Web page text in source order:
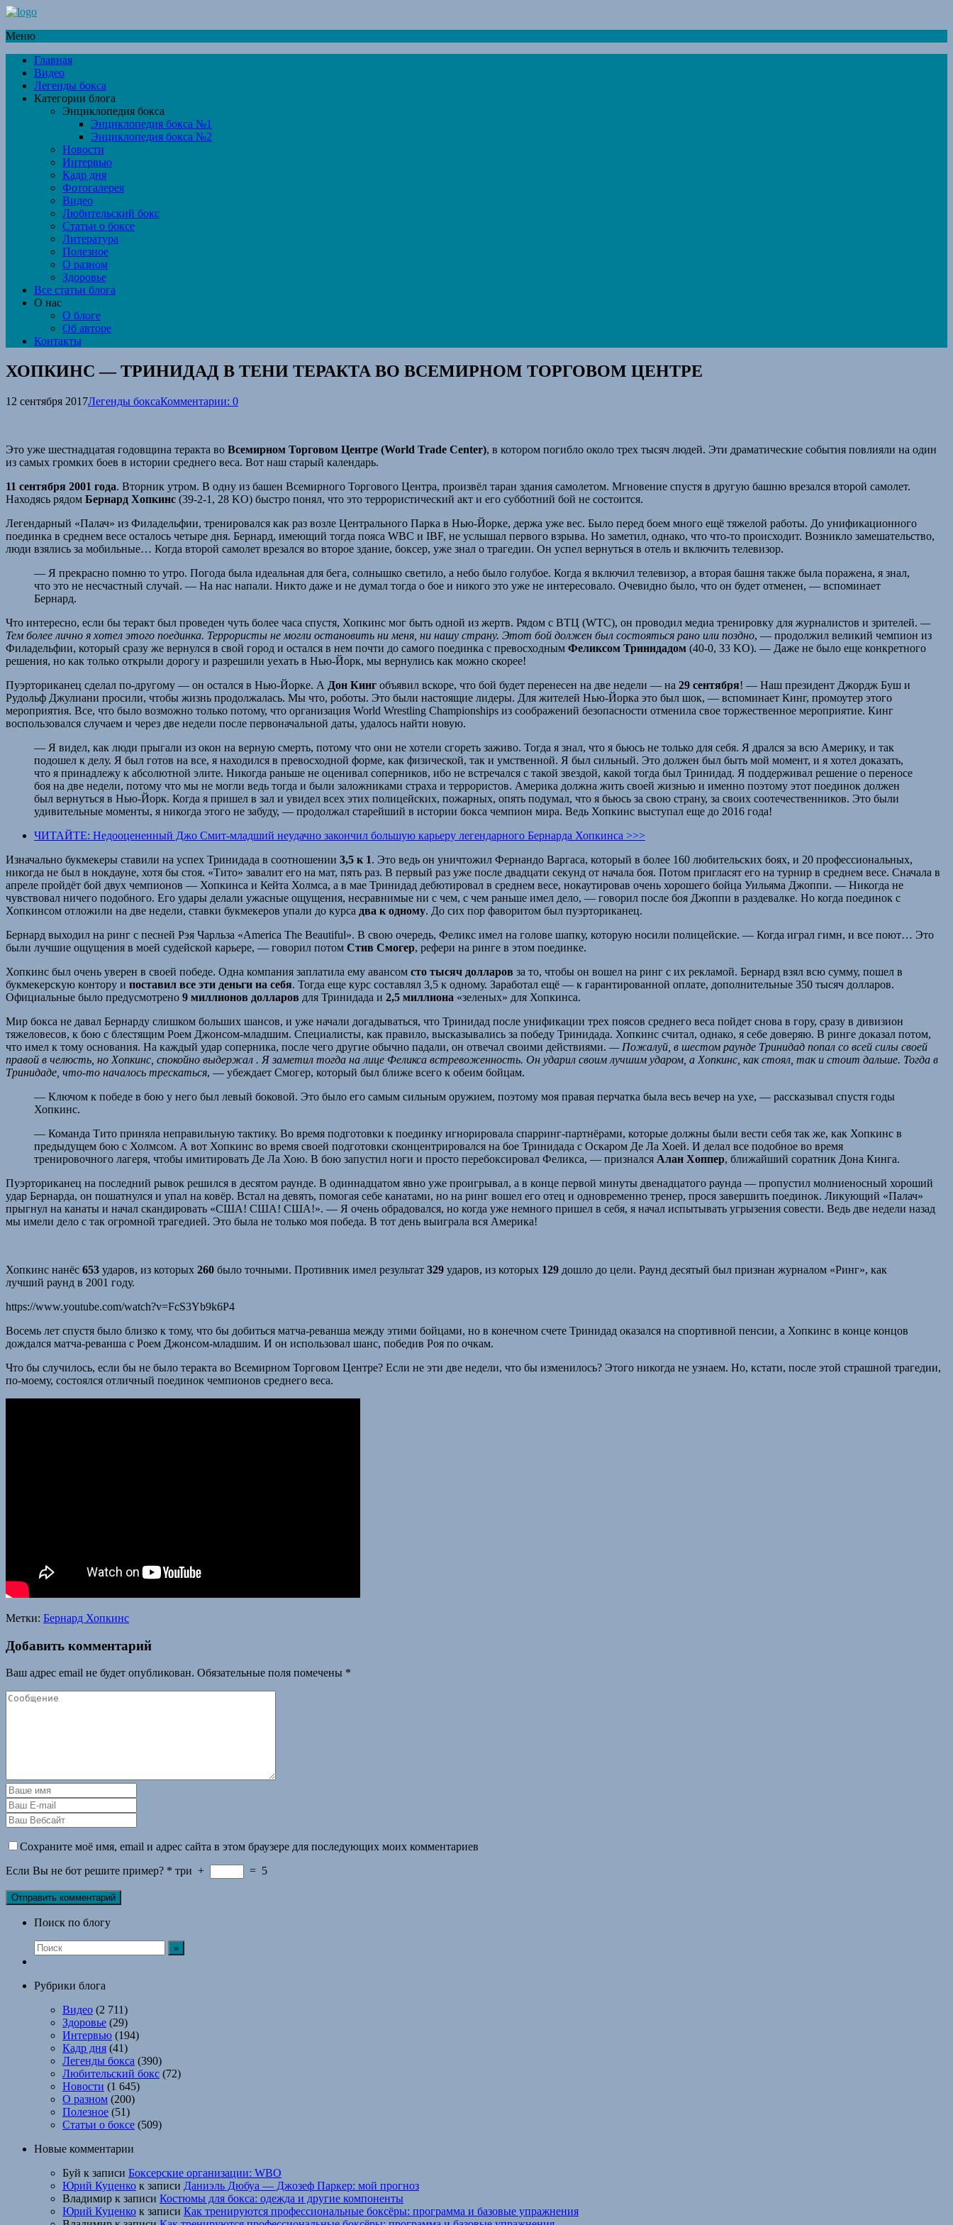
Меню
Главная
Видео
Легенды бокса
Категории блога
Энциклопедия бокса
Энциклопедия бокса №1
Энциклопедия бокса №2
Новости
Интервью
Кадр дня
Фотогалерея
Видео
Любительский бокс
Статьи о боксе
Литература
Полезное
О разном
Здоровье
Все статьи блога
О нас
О блоге
Об авторе
Контакты
ХОПКИНС — ТРИНИДАД В ТЕНИ ТЕРАКТА ВО ВСЕМИРНОМ ТОРГОВОМ ЦЕНТРЕ
12 сентября 2017Легенды боксаКомментарии: 0
Это уже шестнадцатая годовщина теракта во Всемирном Торговом Центре (World Trade Center), в котором погибло около трех тысяч людей. Эти драматические события повлияли на один
из самых громких боев в истории среднего веса. Вот наш старый календарь.
11 сентября 2001 года. Вторник утром. В одну из башен Всемирного Торгового Центра, произвёл таран здания самолетом. Мгновение спустя в другую башню врезался второй самолет.
Находясь рядом Бернард Хопкинс (39-2-1, 28 KO) быстро понял, что это террористический акт и его субботний бой не состоится.
Легендарный «Палач» из Филадельфии, тренировался как раз возле Центрального Парка в Нью-Йорке, держа уже вес. Было перед боем много ещё тяжелой работы. До унификационного
поединка в среднем весе осталось четыре дня. Бернард, имеющий тогда пояса WBC и IBF, не услышал первого взрыва. Но заметил, однако, что что-то происходит. Возникло замешательство,
люди взялись за мобильные… Когда второй самолет врезался во второе здание, боксер, уже знал о трагедии. Он успел вернуться в отель и включить телевизор.
— Я прекрасно помню то утро. Погода была идеальная для бега, солнышко светило, а небо было голубое. Когда я включил телевизор, а вторая башня также была поражена, я знал,
что это не несчастный случай. — На нас напали. Никто даже и не думал тогда о бое и никого это уже не интересовало. Очевидно было, что он будет отменен, — вспоминает
Бернард.
Что интересно, если бы теракт был проведен чуть более часа спустя, Хопкинс мог быть одной из жертв. Рядом с ВТЦ (WTC), он проводил медиа тренировку для журналистов и зрителей. —
Тем более лично я хотел этого поединка. Террористы не могли остановить ни меня, ни нашу страну. Этот бой должен был состояться рано или поздно, — продолжил великий чемпион из
Филадельфии, который сразу же вернулся в свой город и остался в нем почти до самого поединка с превосходным Феликсом Тринидадом (40-0, 33 KO). — Даже не было еще конкретного
решения, но как только открыли дорогу и разрешили уехать в Нью-Йорк, мы вернулись как можно скорее!
Пуэрториканец сделал по-другому — он остался в Нью-Йорке. А Дон Кинг объявил вскоре, что бой будет перенесен на две недели — на 29 сентября! — Наш президент Джордж Буш и
Рудольф Джулиани просили, чтобы жизнь продолжалась. Мы что, роботы. Это были настоящие лидеры. Для жителей Нью-Йорка это был шок, — вспоминает Кинг, промоутер этого
мероприятия. Все, что было возможно только потому, что организация World Wrestling Championships из соображений безопасности отменила свое торжественное мероприятие. Кинг
воспользовался случаем и через две недели после первоначальной даты, удалось найти новую.
— Я видел, как люди прыгали из окон на верную смерть, потому что они не хотели сгореть заживо. Тогда я знал, что я бьюсь не только для себя. Я дрался за всю Америку, и так
подошел к делу. Я был готов на все, я находился в превосходной форме, как физической, так и умственной. Я был сильный. Это должен был быть мой момент, и я хотел доказать,
что я принадлежу к абсолютной элите. Никогда раньше не оценивал соперников, ибо не встречался с такой звездой, какой тогда был Тринидад. Я поддерживал решение о переносе
боя на две недели, потому что мы не могли ведь тогда и были заложниками страха и террористов. Америка должна жить своей жизнью и именно поэтому этот поединок должен
был вернуться в Нью-Йорк. Когда я пришел в зал и увидел всех этих полицейских, пожарных, опять подумал, что я бьюсь за свою страну, за своих соотечественников. Это были
удивительные моменты, я никогда этого не забуду, — продолжал старейший в истории бокса чемпион мира. Ведь Хопкинс выступал еще до 2016 года!
ЧИТАЙТЕ: Недооцененный Джо Смит-младший неудачно закончил большую карьеру легендарного Бернарда Хопкинса >>>
Изначально букмекеры ставили на успех Тринидада в соотношении 3,5 к 1. Это ведь он уничтожил Фернандо Варгаса, который в более 160 любительских боях, и 20 профессиональных,
никогда не был в нокдауне, хотя бы стоя. «Тито» завалит его на мат, пять раз. В первый раз уже после двадцати секунд от начала боя. Потом пригласят его на турнир в среднем весе. Сначала в
апреле пройдёт бой двух чемпионов — Хопкинса и Кейта Холмса, а в мае Тринидад дебютировал в среднем весе, нокаутировав очень хорошего бойца Уильяма Джоппи. — Никогда не
чувствовал ничего подобного. Его удары делали ужасные ощущения, несравнимые ни с чем, с чем раньше имел дело, — говорил после боя Джоппи в раздевалке. Но когда поединок с
Хопкинсом отложили на две недели, ставки букмекеров упали до курса два к одному. До сих пор фаворитом был пуэрториканец.
Бернард выходил на ринг с песней Рэя Чарльза «America The Beautiful». В свою очередь, Феликс имел на голове шапку, которую носили полицейские. — Когда играл гимн, и все поют… Это
были лучшие ощущения в моей судейской карьере, — говорил потом Стив Смогер, рефери на ринге в этом поединке.
Хопкинс был очень уверен в своей победе. Одна компания заплатила ему авансом сто тысяч долларов за то, чтобы он вошел на ринг с их рекламой. Бернард взял всю сумму, пошел в
букмекерскую контору и поставил все эти деньги на себя. Тогда еще курс составлял 3,5 к одному. Заработал ещё — к гарантированной оплате, дополнительные 350 тысяч долларов.
Официальные было предусмотрено 9 миллионов долларов для Тринидада и 2,5 миллиона «зеленых» для Хопкинса.
Мир бокса не давал Бернарду слишком больших шансов, и уже начали догадываться, что Тринидад после унификации трех поясов среднего веса пойдет снова в гору, сразу в дивизион
тяжеловесов, к бою с блестящим Роем Джонсом-младшим. Специалисты, как правило, высказывались за победу Тринидада. Хопкинс считал, однако, я себе доверяю. В ринге доказал потом,
что имел к тому основания. На каждый удар соперника, после чего другие обычно падали, он отвечал своими действиями. — Пожалуй, в шестом раунде Тринидад попал со всей силы своей
правой в челюсть, но Хопкинс, спокойно выдержал . Я заметил тогда на лице Феликса встревоженность. Он ударил своим лучшим ударом, а Хопкинс, как стоял, так и стоит дальше. Тогда в
Тринидаде, что-то началось трескаться, — убеждает Смогер, который был ближе всего к обеим бойцам.
— Ключом к победе в бою у него был левый боковой. Это было его самым сильным оружием, поэтому моя правая перчатка была весь вечер на ухе, — рассказывал спустя годы
Хопкинс.
— Команда Тито приняла неправильную тактику. Во время подготовки к поединку игнорировала спарринг-партнёрами, которые должны были вести себя так же, как Хопкинс в
предыдущем бою с Холмсом. А вот Хопкинс во время своей подготовки сконцентрировался на бое Тринидада с Оскаром Де Ла Хоей. И делал все подобное во время
тренировочного лагеря, чтобы имитировать Де Ла Хою. В бою запустил ноги и просто перебоксировал Феликса, — признался Алан Хоппер, ближайший соратник Дона Кинга.
Пуэрториканец на последний рывок решился в десятом раунде. В одиннадцатом явно уже проигрывал, а в конце первой минуты двенадцатого раунда — пропустил молниеносный хороший
удар Бернарда, он пошатнулся и упал на ковёр. Встал на девять, помогая себе канатами, но на ринг вошел его отец и одновременно тренер, прося завершить поединок. Ликующий «Палач»
прыгнул на канаты и начал скандировать «США! США! США!». — Я очень обрадовался, но когда уже немного пришел в себя, я начал испытывать угрызения совести. Ведь две недели назад
мы имели дело с так огромной трагедией. Это была не только моя победа. В тот день выиграла вся Америка!
Хопкинс нанёс 653 ударов, из которых 260 было точными. Противник имел результат 329 ударов, из которых 129 дошло до цели. Раунд десятый был признан журналом «Ринг», как
лучший раунд в 2001 году.
https://www.youtube.com/watch?v=FcS3Yb9k6P4
Восемь лет спустя было близко к тому, что бы добиться матча-реванша между этими бойцами, но в конечном счете Тринидад оказался на спортивной пенсии, а Хопкинс в конце концов
дождался матча-реванша с Роем Джонсом-младшим. И он использовал шанс, победив Роя по очкам.
Что бы случилось, если бы не было теракта во Всемирном Торговом Центре? Если не эти две недели, что бы изменилось? Этого никогда не узнаем. Но, кстати, после этой страшной трагедии,
по-моему, состоялся отличный поединок чемпионов среднего веса.
Метки: Бернард Хопкинс
Добавить комментарий
Ваш адрес email не будет опубликован. Обязательные поля помечены *
Сохраните моё имя, email и адрес сайта в этом браузере для последующих моих комментариев
Если Вы не бот решите пример? * три + = 5
Поиск по блогу
Рубрики блога
Видео (2 711)
Здоровье (29)
Интервью (194)
Кадр дня (41)
Легенды бокса (390)
Любительский бокс (72)
Новости (1 645)
О разном (200)
Полезное (51)
Статьи о боксе (509)
Новые комментарии
Буй к записи Боксерские организации: WBO
Юрий Куценко к записи Даниэль Дюбуа — Джозеф Паркер: мой прогноз
Владимир к записи Костюмы для бокса: одежда и другие компоненты
Юрий Куценко к записи Как тренируются профессиональные боксёры: программа и базовые упражнения